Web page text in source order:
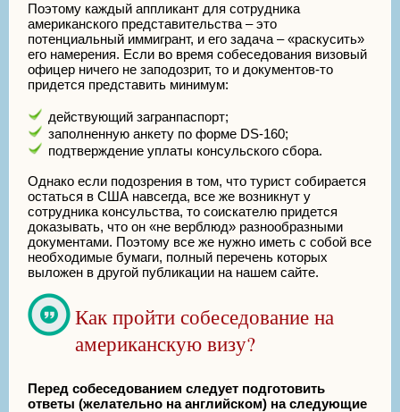
Поэтому каждый аппликант для сотрудника
американского представительства – это
потенциальный иммигрант, и его задача – «раскусить»
его намерения. Если во время собеседования визовый
офицер ничего не заподозрит, то и документов-то
придется представить минимум:
действующий загранпаспорт;
заполненную анкету по форме DS-160;
подтверждение уплаты консульского сбора.
Однако если подозрения в том, что турист собирается
остаться в США навсегда, все же возникнут у
сотрудника консульства, то соискателю придется
доказывать, что он «не верблюд» разнообразными
документами. Поэтому все же нужно иметь с собой все
необходимые бумаги, полный перечень которых
выложен в другой публикации на нашем сайте.
Как пройти собеседование на
американскую визу?
Перед собеседованием следует подготовить
ответы (желательно на английском) на следующие